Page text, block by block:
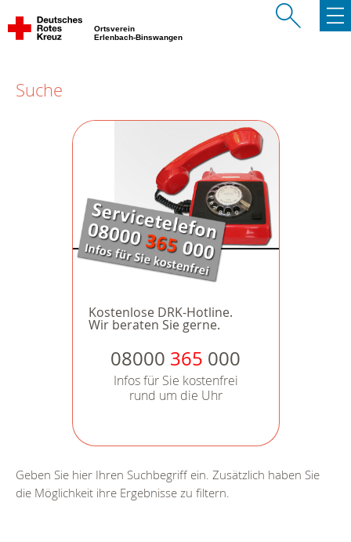
Ortsverein
Erlenbach-Binswangen
Suche
Kostenlose DRK-Hotline.
Wir beraten Sie gerne.
08000 365 000
Infos für Sie kostenfrei
rund um die Uhr
Geben Sie hier Ihren Suchbegriff ein. Zusätzlich haben Sie
die Möglichkeit ihre Ergebnisse zu filtern.